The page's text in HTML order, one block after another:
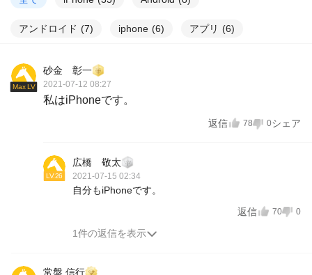
アンドロイド (7) iphone (6) アプリ (6)
Max LV
砂金 彰一
2021-07-12 08:27
私はiPhoneです。
返信 78 0シェア
LV.26
広橋 敬太
2021-07-15 02:34
自分もiPhoneです。
返信
70 0
1件の返信を表示
常盤 信行